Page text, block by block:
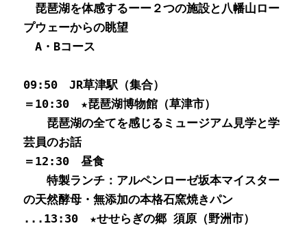
琵琶湖を体感するーー２つの施設と八幡山ロー
プウェーからの眺望
A・Bコース
09:50　JR草津駅（集合）
＝10:30　★琵琶湖博物館（草津市）
琵琶湖の全てを感じるミュージアム見学と学
芸員のお話
＝12:30　昼食
特製ランチ：アルペンローゼ坂本マイスター
の天然酵母・無添加の本格石窯焼きパン
...13:30　★せせらぎの郷 須原（野洲市）